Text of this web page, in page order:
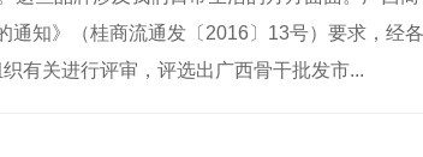
通知》（桂商流通发〔2016〕13号）要求，经各
有关进行评审，评选出广西骨干批发市...